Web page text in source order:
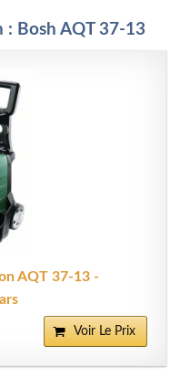
Bosh AQT 37-13
AQT 37-13 -
Voir Le Prix